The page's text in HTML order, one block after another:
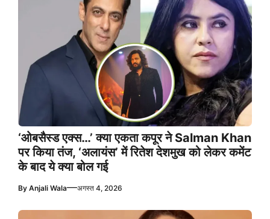
‘ओबसैस्ड एक्स…’ क्या एकता कपूर ने Salman Khan
पर किया तंज, ‘अलायंस’ में रितेश देशमुख को लेकर कमेंट
के बाद ये क्या बोल गई
By Anjali Wala—अगस्त 4, 2026